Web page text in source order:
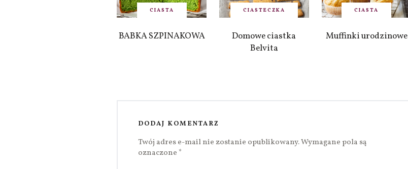
CIASTA
BABKA SZPINAKOWA
CIASTECZKA
Domowe ciastka
Belvita
CIASTA
Muffinki urodzinowe
DODAJ KOMENTARZ
Twój adres e-mail nie zostanie opublikowany.Wymagane pola są
oznaczone *